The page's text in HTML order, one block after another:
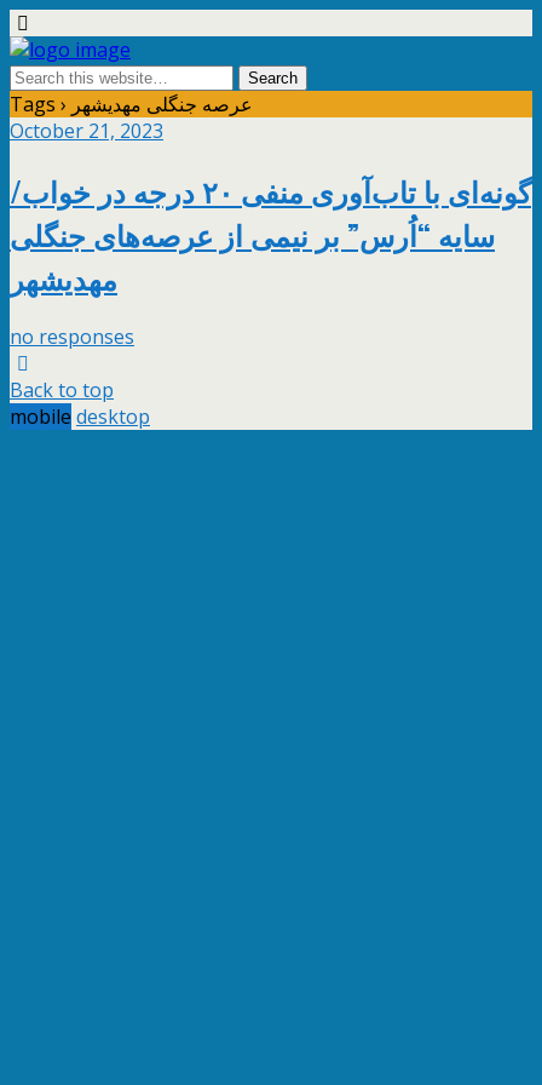
Tags › عرصه‌ جنگلی مهدیشهر
October 21, 2023
گونه‌ای با تاب‌آوری منفی ۲۰ درجه در خواب/
سایه “اُرس” بر نیمی از عرصه‌های جنگلی
مهدیشهر
no responses
Back to top
mobile desktop